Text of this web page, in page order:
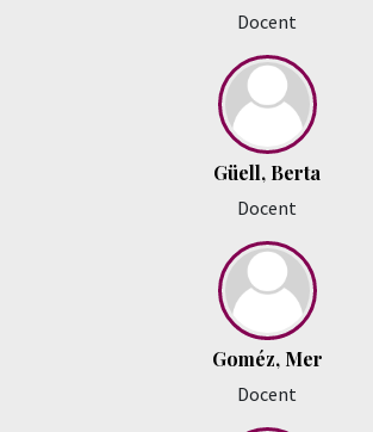
Docent
Güell, Berta
Docent
Goméz, Mer
Docent